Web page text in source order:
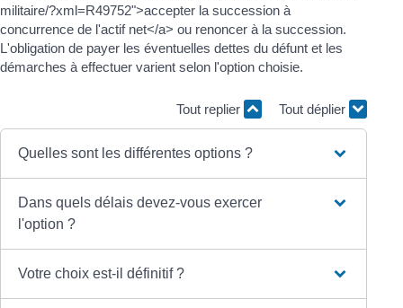
militaire/?xml=R49752">accepter la succession à
concurrence de l'actif net</a> ou renoncer à la succession.
L'obligation de payer les éventuelles dettes du défunt et les
démarches à effectuer varient selon l'option choisie.
Tout replier Tout déplier
Quelles sont les différentes options ?
Dans quels délais devez-vous exercer
l'option ?
Votre choix est-il définitif ?